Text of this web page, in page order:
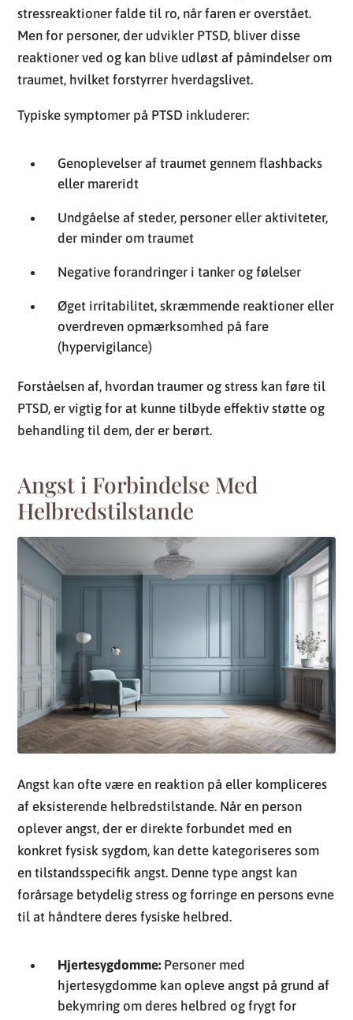
stressreaktioner falde til ro, når faren er overstået.
Men for personer, der udvikler PTSD, bliver disse
reaktioner ved og kan blive udløst af påmindelser om
traumet, hvilket forstyrrer hverdagslivet.
Typiske symptomer på PTSD inkluderer:
Genoplevelser af traumet gennem flashbacks
eller mareridt
Undgåelse af steder, personer eller aktiviteter,
der minder om traumet
Negative forandringer i tanker og følelser
Øget irritabilitet, skræmmende reaktioner eller
overdreven opmærksomhed på fare
(hypervigilance)
Forståelsen af, hvordan traumer og stress kan føre til
PTSD, er vigtig for at kunne tilbyde effektiv støtte og
behandling til dem, der er berørt.
Angst i Forbindelse Med
Helbredstilstande
Angst kan ofte være en reaktion på eller kompliceres
af eksisterende helbredstilstande. Når en person
oplever angst, der er direkte forbundet med en
konkret fysisk sygdom, kan dette kategoriseres som
en tilstandsspecifik angst. Denne type angst kan
forårsage betydelig stress og forringe en persons evne
til at håndtere deres fysiske helbred.
Hjertesygdomme: Personer med
hjertesygdomme kan opleve angst på grund af
bekymring om deres helbred og frygt for